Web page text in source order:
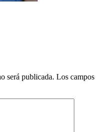
será publicada. Los campos